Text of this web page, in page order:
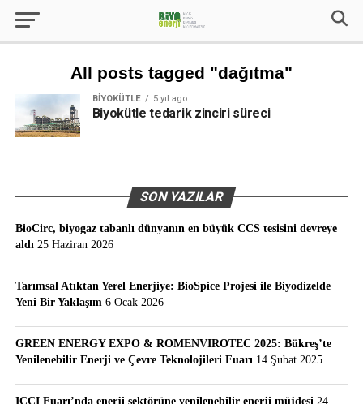
All posts tagged "dağıtma"
BIYOKÜTLE 5 yıl ago
Biyokütle tedarik zinciri süreci
SON YAZILAR
BioCirc, biyogaz tabanlı dünyanın en büyük CCS tesisini devreye
aldı 25 Haziran 2026
Tarımsal Atıktan Yerel Enerjiye: BioSpice Projesi ile Biyodizelde
Yeni Bir Yaklaşım 6 Ocak 2026
GREEN ENERGY EXPO & ROMENVIROTEC 2025: Bükreş’te
Yenilenebilir Enerji ve Çevre Teknolojileri Fuarı 14 Şubat 2025
ICCI Fuarı’nda enerji sektörüne yenilenebilir enerji müjdesi 24